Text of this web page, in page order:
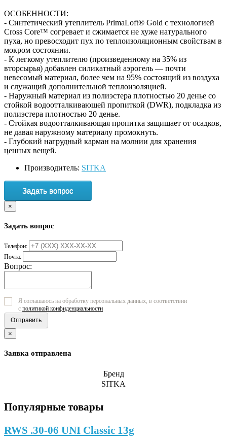
ОСОБЕННОСТИ:
- Синтетический утеплитель PrimaLoft® Gold с технологией
Cross Core™ согревает и сжимается не хуже натурального
пуха, но превосходит пух по теплоизоляционным свойствам в
мокром состоянии.
- К легкому утеплителю (произведенному на 35% из
вторсырья) добавлен силикатный аэрогель — почти
невесомый материал, более чем на 95% состоящий из воздуха
и служащий дополнительной теплоизоляцией.
- Наружный материал из полиэстера плотностью 20 денье со
стойкой водоотталкивающей пропиткой (DWR), подкладка из
полиэстера плотностью 20 денье.
- Стойкая водоотталкивающая пропитка защищает от осадков,
не давая наружному материалу промокнуть.
- Глубокий нагрудный карман на молнии для хранения
ценных вещей.
Производитель: SITKA
Задать вопрос
×
Задать вопрос
Телефон:
Почта:
Вопрос:
Я соглашаюсь на обработку персональных данных, в соответствии
с политикой конфиденциальности
Отправить
×
Заявка отправлена
Бренд
SITKA
Популярные товары
RWS .30-06 UNI Classic 13g